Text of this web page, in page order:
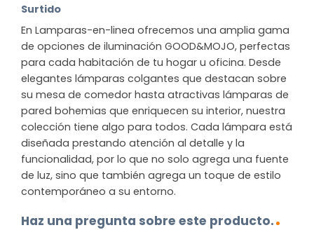
Surtido
En Lamparas-en-linea ofrecemos una amplia gama
de opciones de iluminación GOOD&MOJO, perfectas
para cada habitación de tu hogar u oficina. Desde
elegantes lámparas colgantes que destacan sobre
su mesa de comedor hasta atractivas lámparas de
pared bohemias que enriquecen su interior, nuestra
colección tiene algo para todos. Cada lámpara está
diseñada prestando atención al detalle y la
funcionalidad, por lo que no solo agrega una fuente
de luz, sino que también agrega un toque de estilo
contemporáneo a su entorno.
Haz una pregunta sobre este producto.